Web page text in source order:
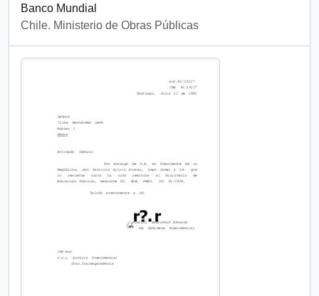
Banco Mundial
Chile. Ministerio de Obras Públicas